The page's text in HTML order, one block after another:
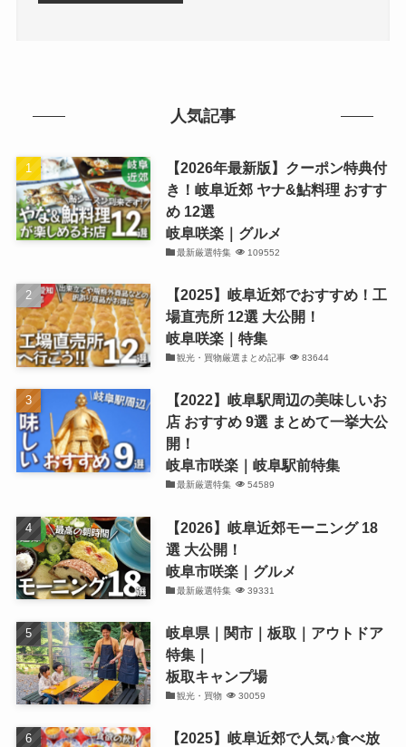
人気記事
【2026年最新版】クーポン特典付
き！岐阜近郊 ヤナ&鮎料理 おすす
め 12選
岐阜咲楽｜グルメ
最新厳選特集 109552
【2025】岐阜近郊でおすすめ！工
場直売所 12選 大公開！
岐阜咲楽｜特集
観光・買物厳選まとめ記事 83644
【2022】岐阜駅周辺の美味しいお
店 おすすめ 9選 まとめて一挙大公
開！
岐阜市咲楽｜岐阜駅前特集
最新厳選特集 54589
【2026】岐阜近郊モーニング 18
選 大公開！
岐阜市咲楽｜グルメ
最新厳選特集 39331
岐阜県｜関市｜板取｜アウトドア
特集｜
板取キャンプ場
観光・買物 30059
【2025】岐阜近郊で人気♪食べ放